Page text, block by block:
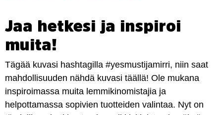
Jaa hetkesi ja inspiroi
muita!
Tägää kuvasi hashtagilla #yesmustijamirri, niin saat
mahdollisuuden nähdä kuvasi täällä! Ole mukana
inspiroimassa muita lemmikinomistajia ja
helpottamassa sopivien tuotteiden valintaa. Nyt on